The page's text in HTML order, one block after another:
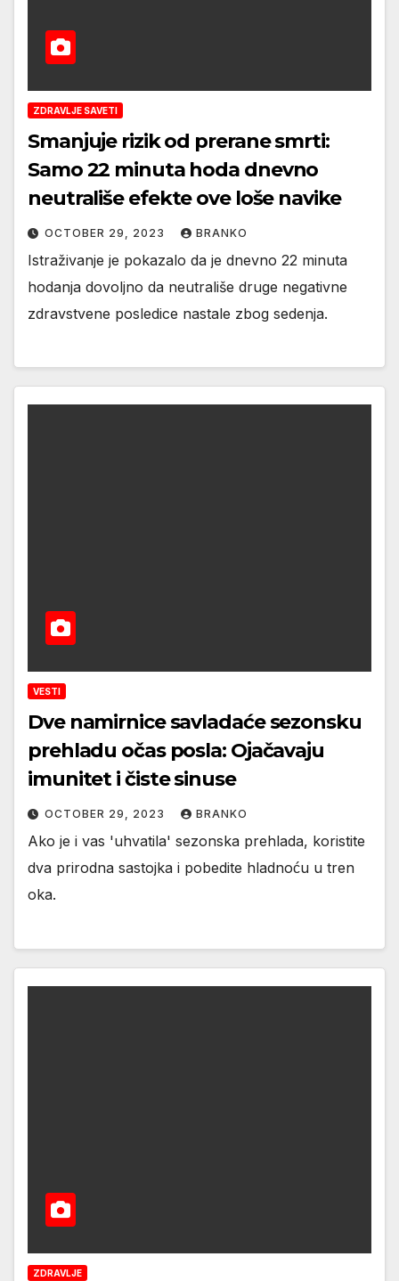
ZDRAVLJE SAVETI
Smanjuje rizik od prerane smrti:
Samo 22 minuta hoda dnevno
neutrališe efekte ove loše navike
OCTOBER 29, 2023 BRANKO
Istraživanje je pokazalo da je dnevno 22 minuta
hodanja dovoljno da neutrališe druge negativne
zdravstvene posledice nastale zbog sedenja.
VESTI
Dve namirnice savladaće sezonsku
prehladu očas posla: Ojačavaju
imunitet i čiste sinuse
OCTOBER 29, 2023 BRANKO
Ako je i vas 'uhvatila' sezonska prehlada, koristite
dva prirodna sastojka i pobedite hladnoću u tren
oka.
ZDRAVLJE